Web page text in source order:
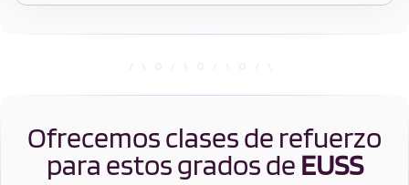
Ofrecemos clases de refuerzo
para estos grados de EUSS